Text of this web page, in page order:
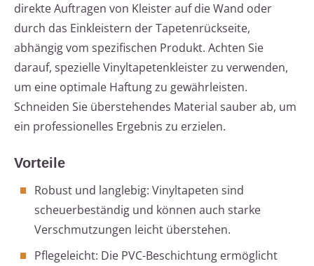
direkte Auftragen von Kleister auf die Wand oder
durch das Einkleistern der Tapetenrückseite,
abhängig vom spezifischen Produkt. Achten Sie
darauf, spezielle Vinyltapetenkleister zu verwenden,
um eine optimale Haftung zu gewährleisten.
Schneiden Sie überstehendes Material sauber ab, um
ein professionelles Ergebnis zu erzielen.
Vorteile
Robust und langlebig: Vinyltapeten sind
scheuerbeständig und können auch starke
Verschmutzungen leicht überstehen.
Pflegeleicht: Die PVC-Beschichtung ermöglicht